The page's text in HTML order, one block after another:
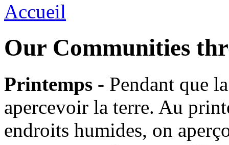
Accueil
Our Communities
Printemps - Pendant que
apercevoir la terre. Au
endroits humides, on